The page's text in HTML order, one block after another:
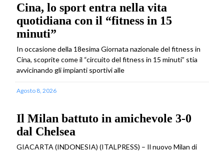
Cina, lo sport entra nella vita
quotidiana con il “fitness in 15
minuti”
In occasione della 18esima Giornata nazionale del fitness in
Cina, scoprite come il “circuito del fitness in 15 minuti” stia
avvicinando gli impianti sportivi alle
Agosto 8, 2026
Il Milan battuto in amichevole 3-0
dal Chelsea
GIACARTA (INDONESIA) (ITALPRESS) – Il nuovo Milan di